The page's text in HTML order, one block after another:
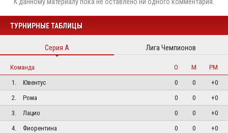
ТУРНИРНЫЕ ТАБЛИЦЫ
Серия А Лига Чемпионов
Команда О М
РМ
1.
Ювентус 0 0
+0
2.
Рома 0 0
+0
3.
Лацио 0 0
+0
4.
Фиорентина 0 0
+0